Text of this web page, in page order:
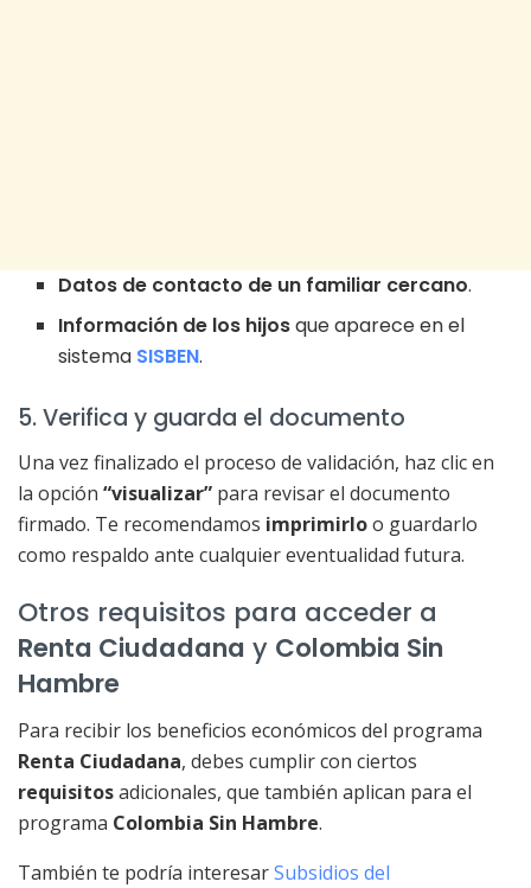
Datos de contacto de un familiar cercano.
Información de los hijosque aparece en el
sistema SISBEN.
5. Verifica y guarda el documento
Una vez finalizado el proceso de validación, haz clic en
la opción “visualizar” para revisar el documento
firmado. Te recomendamos imprimirloo guardarlo
como respaldo ante cualquier eventualidad futura.
Otros requisitos para acceder a
Renta Ciudadana y Colombia Sin
Hambre
Para recibir los beneficios económicos del programa
Renta Ciudadana, debes cumplir con ciertos
requisitosadicionales, que también aplican para el
programa Colombia Sin Hambre.
También te podría interesarSubsidios del